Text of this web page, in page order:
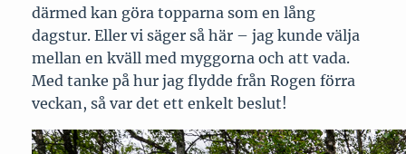
därmed kan göra topparna som en lång
dagstur. Eller vi säger så här – jag kunde välja
mellan en kväll med myggorna och att vada.
Med tanke på hur jag flydde från Rogen förra
veckan, så var det ett enkelt beslut!